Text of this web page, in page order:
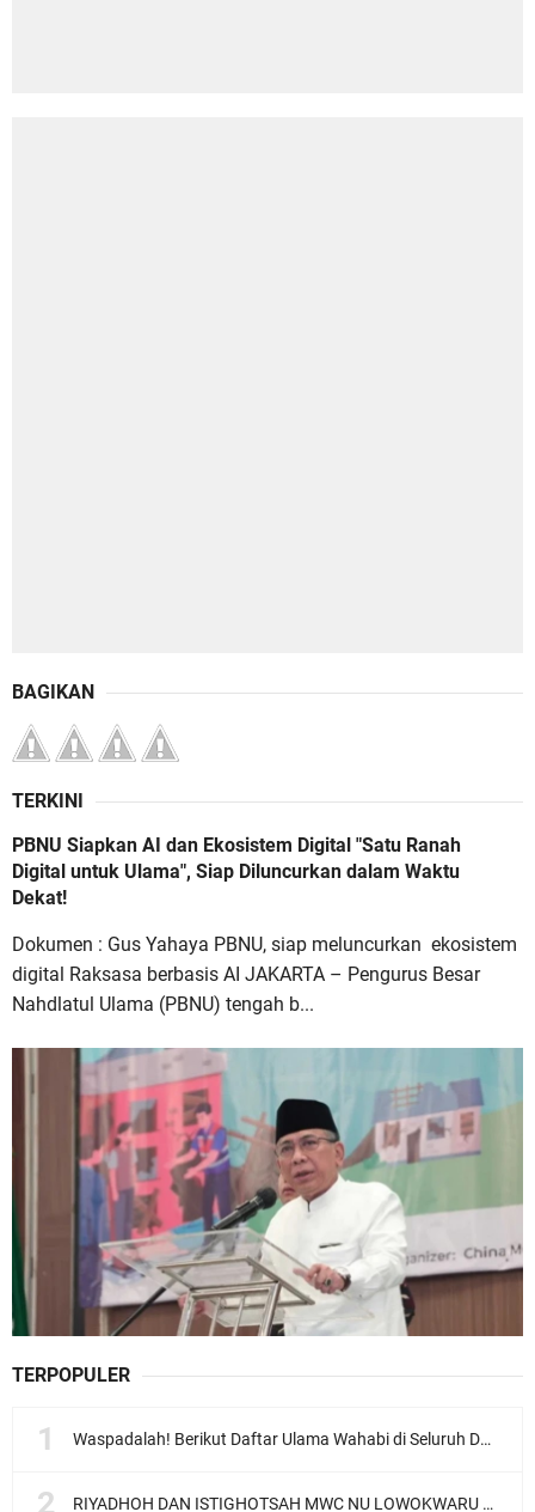
BAGIKAN
TERKINI
PBNU Siapkan AI dan Ekosistem Digital "Satu Ranah
Digital untuk Ulama", Siap Diluncurkan dalam Waktu
Dekat!
Dokumen : Gus Yahaya PBNU, siap meluncurkan ekosistem
digital Raksasa berbasis AI JAKARTA – Pengurus Besar
Nahdlatul Ulama (PBNU) tengah b...
TERPOPULER
Waspadalah! Berikut Daftar Ulama Wahabi di Seluruh Dunia dan Karya-karyanya
RIYADHOH DAN ISTIGHOTSAH MWC NU LOWOKWARU Menyambut Muktamar NU ke-35, Meneguhkan Sanad Laku Para Muassis